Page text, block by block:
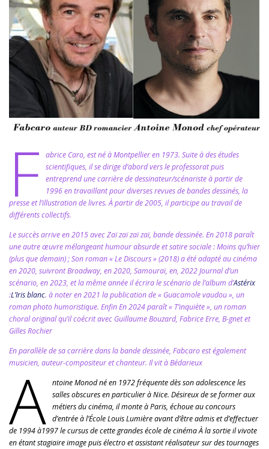
F
abrice Caro, est né à Montpellier en 1973. Suite à des études
scientifiques, il se dirige d’abord vers le professorat puis
entreprend une carrière de dessinateur/scénariste à partir de
1996 en travaillant pour diverses revues de bandes dessinés, la
presse et l’illustration de livres. À partir de 2005, il participe au travail de
différents collectifs.
Le succès arrive en 2015 avec Zaï zaï zaï zaï, bande dessinée. En 2018 paraît
une autre œuvre mélangeant humour absurde et satire sociale : Moins qu’hier
(plus que demain) ; Son roman « Le Discours » (2018) a été adapté au cinéma
en 2020, suivront Broadway, en 2020, Samouraï, en, 2022 Journal d’un
scénario, en 2023, et la même année il écrira le scénario de l’album d’Astérix
:L’Iris blanc. à noter en 2021 la publication de « Guacamole vaudou », un
roman photo humoristique. Enfin En 2024 paraît « T’inquiète », un roman
choral original qu’il coécrit avec Guillaume Bouzard, Fabrice Erre, B-gnet et
Gilles Rochier
En parallèle de sa carrière dans la bande dessinée, Fabcaro est également
musicien, auteur-compositeur et chanteur. Il vit à Bédarieux
A
ntoine Monod né en 1972 fréquente dès son adolescence les
salles obscures en particulier à Nice. Désireux de se former aux
métiers du cinéma, il monte à Paris, échoue au concours
d’entrée à l’École Louis Lumière avant d’être admis et d’effectuer
de 1994 à1997 le cursus de cette grandes école de cinéma À la sortie il vivote
en étant stagiaire image puis électro et assistant réalisateur sur des tournages